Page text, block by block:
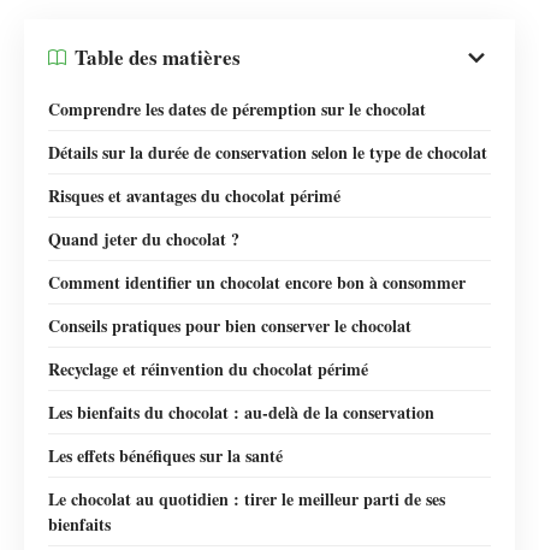
Table des matières
Comprendre les dates de péremption sur le chocolat
Détails sur la durée de conservation selon le type de chocolat
Risques et avantages du chocolat périmé
Quand jeter du chocolat ?
Comment identifier un chocolat encore bon à consommer
Conseils pratiques pour bien conserver le chocolat
Recyclage et réinvention du chocolat périmé
Les bienfaits du chocolat : au-delà de la conservation
Les effets bénéfiques sur la santé
Le chocolat au quotidien : tirer le meilleur parti de ses
bienfaits